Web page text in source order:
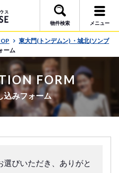
物件検索 メニュー
東大門(トンデムン) ・城北(ソンブ
ーム
FORM
込みフォーム
選びいただき、ありがと